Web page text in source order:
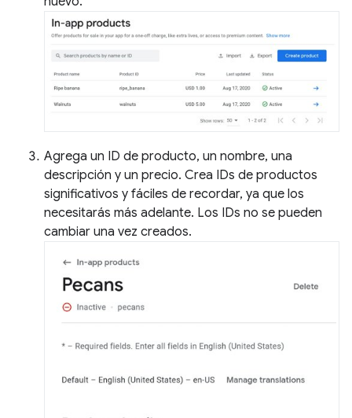
Agrega un ID de producto, un nombre, una
descripción y un precio. Crea IDs de productos
significativos y fáciles de recordar, ya que los
necesitarás más adelante. Los IDs no se pueden
cambiar una vez creados.